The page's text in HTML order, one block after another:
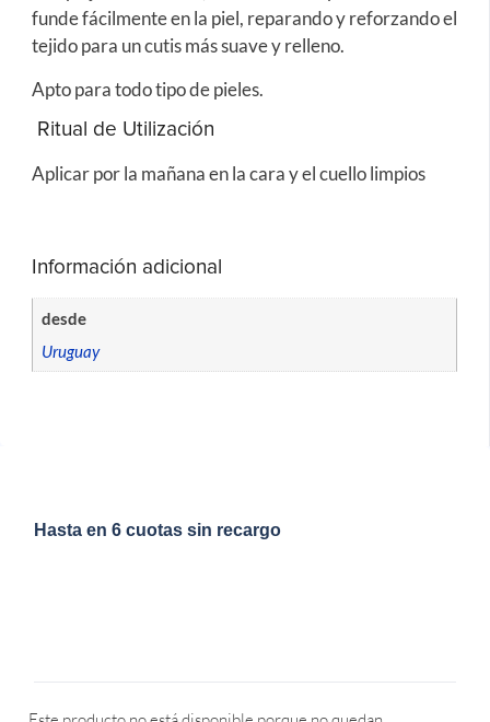
funde fácilmente en la piel, reparando y reforzando el
tejido para un cutis más suave y relleno.
Apto para todo tipo de pieles.
Ritual de Utilización
Aplicar por la mañana en la cara y el cuello limpios
Información adicional
desde
Uruguay
Hasta en 6 cuotas sin recargo